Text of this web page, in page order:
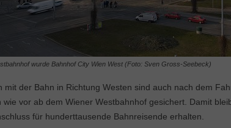
wurde Bahnhof City Wien West (Foto: Sven Gross-Seebeck)
mit der Bahn in Richtung Westen sind auch nach dem
wie vor ab dem Wiener Westbahnhof gesichert. Damit
für hunderttausende Bahnreisende erhalten.